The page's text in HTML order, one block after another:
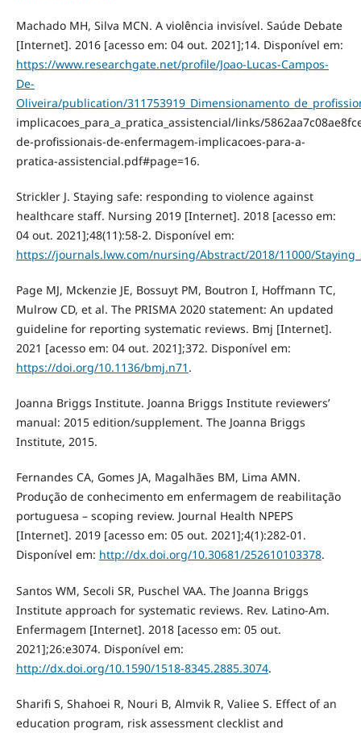
Machado MH, Silva MCN. A violência invisível. Saúde Debate
[Internet]. 2016 [acesso em: 04 out. 2021];14. Disponível em:
https://www.researchgate.net/profile/Joao-Lucas-Campos-
De-
Oliveira/publication/
implicacoes_para_a_pratica_assistencial/links/
de-profissionais-de-enfermagem-implicacoes-para-a-
pratica-assistencial.pdf#page=16.
Strickler J. Staying safe: responding to violence against
healthcare staff. Nursing 2019 [Internet]. 2018 [acesso em:
04 out. 2021];48(11):58-2. Disponível em:
https://journals.lww.com/nursing/Abstract/2018/11000/
Page MJ, Mckenzie JE, Bossuyt PM, Boutron I, Hoffmann TC,
Mulrow CD, et al. The PRISMA 2020 statement: An updated
guideline for reporting systematic reviews. Bmj [Internet].
2021 [acesso em: 04 out. 2021];372. Disponível em:
https://doi.org/10.1136/bmj.n71 .
Joanna Briggs Institute. Joanna Briggs Institute reviewers’
manual: 2015 edition/supplement. The Joanna Briggs
Institute, 2015.
Fernandes CA, Gomes JA, Magalhães BM, Lima AMN.
Produção de conhecimento em enfermagem de reabilitação
portuguesa – scoping review. Journal Health NPEPS
[Internet]. 2019 [acesso em: 05 out. 2021];4(1):282-01.
Disponível em: http://dx.doi.org/10.30681/252610103378.
Santos WM, Secoli SR, Puschel VAA. The Joanna Briggs
Institute approach for systematic reviews. Rev. Latino-Am.
Enfermagem [Internet]. 2018 [acesso em: 05 out.
2021];26:e3074. Disponível em:
http://dx.doi.org/10.1590/1518-8345.2885.3074.
Sharifi S, Shahoei R, Nouri B, Almvik R, Valiee S. Effect of an
education program, risk assessment clecklist and